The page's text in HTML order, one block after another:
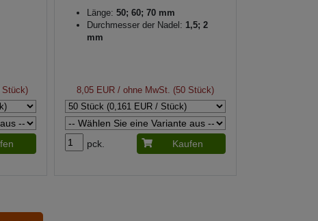
Stück)
Länge: 50; 60; 70 mm
Durchmesser der Nadel: 1,5; 2
mm
8,05 EUR/ ohne MwSt. (50 Stück)
pck. Kaufen